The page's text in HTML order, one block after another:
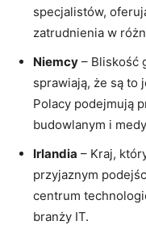
specjalistów,
zatrudnienia w
Niemcy – Bliskość
sprawiają, że są to
Polacy podejmują
budowlanym i
Irlandia – Kraj,
przyjaznym
centrum
branży IT.